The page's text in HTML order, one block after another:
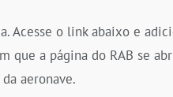
Acesse o link abaixo e
que a página do RAB se
aeronave.